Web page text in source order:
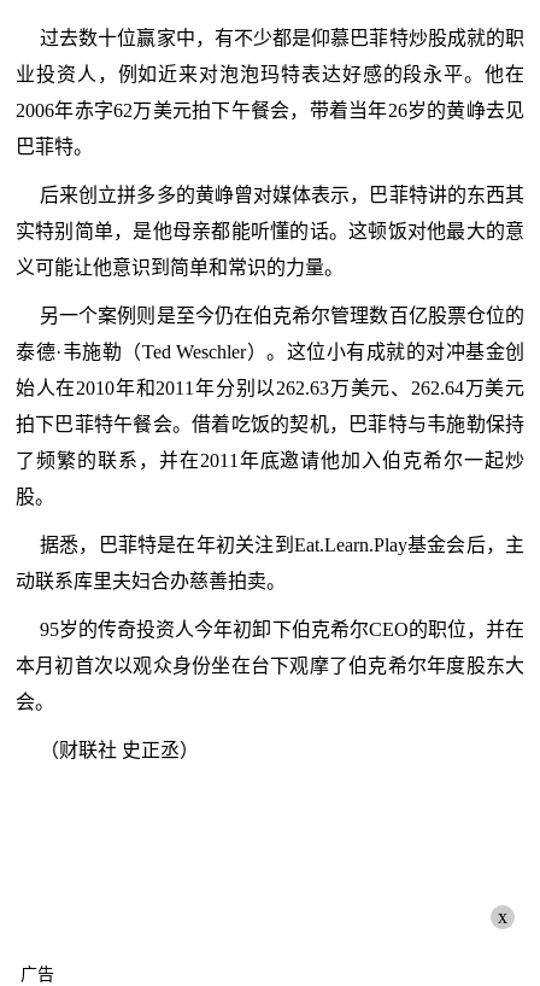
过去数十位赢家中，有不少都是仰慕巴菲特炒股成就的职
业投资人，例如近来对泡泡玛特表达好感的段永平。他在
2006年赤字62万美元拍下午餐会，带着当年26岁的黄峥去见
巴菲特。
后来创立拼多多的黄峥曾对媒体表示，巴菲特讲的东西其
实特别简单，是他母亲都能听懂的话。这顿饭对他最大的意
义可能让他意识到简单和常识的力量。
另一个案例则是至今仍在伯克希尔管理数百亿股票仓位的
泰德·韦施勒（Ted Weschler）。这位小有成就的对冲基金创
始人在2010年和2011年分别以262.63万美元、262.64万美元
拍下巴菲特午餐会。借着吃饭的契机，巴菲特与韦施勒保持
了频繁的联系，并在2011年底邀请他加入伯克希尔一起炒
股。
据悉，巴菲特是在年初关注到Eat.Learn.Play基金会后，主
动联系库里夫妇合办慈善拍卖。
95岁的传奇投资人今年初卸下伯克希尔CEO的职位，并在
本月初首次以观众身份坐在台下观摩了伯克希尔年度股东大
会。
（财联社 史正丞）
x
广告